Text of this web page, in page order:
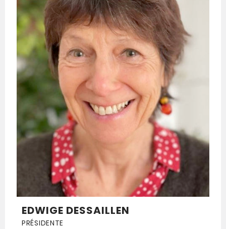
EDWIGE DESSAILLEN
PRÉSIDENTE